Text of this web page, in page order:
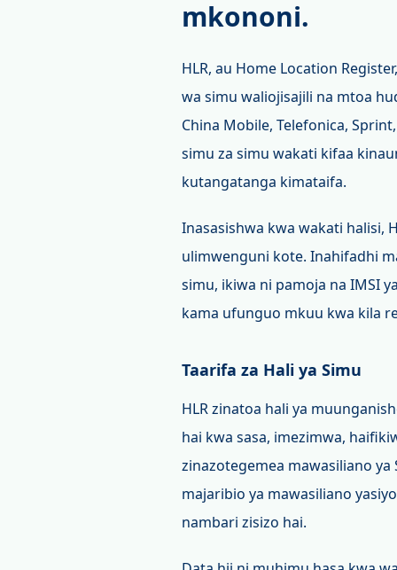
mkononi.
HLR, au Home Location
wa simu waliojisajili na mtoa
China Mobile, Telefonica,
simu za simu wakati kifaa
kutangatanga kimataifa.
Inasasishwa kwa wakati halisi,
ulimwenguni kote. Inahifadhi
simu, ikiwa ni pamoja na IMSI
kama ufunguo mkuu kwa kila
Taarifa za Hali ya Simu
HLR zinatoa hali ya
hai kwa sasa, imezimwa,
zinazotegemea mawasiliano
majaribio ya mawasiliano
nambari zisizo hai.